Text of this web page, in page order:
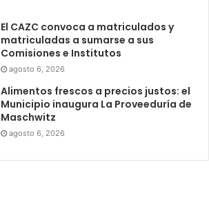
El CAZC convoca a matriculados y
matriculadas a sumarse a sus
Comisiones e Institutos
agosto 6, 2026
Alimentos frescos a precios justos: el
Municipio inaugura La Proveeduría de
Maschwitz
agosto 6, 2026